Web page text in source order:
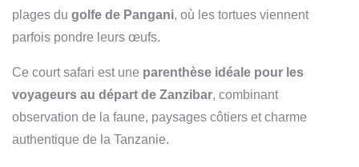
plages du golfe de Pangani, où les tortues viennent
parfois pondre leurs œufs.
Ce court safari est une parenthèse idéale pour les
voyageurs au départ de Zanzibar, combinant
observation de la faune, paysages côtiers et charme
authentique de la Tanzanie.